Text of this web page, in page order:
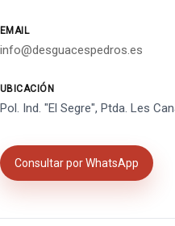
EMAIL
info@desguacespedros.es
UBICACIÓN
Pol. Ind. "El Segre", Ptda. Les
Consultar por WhatsApp